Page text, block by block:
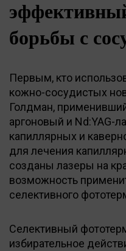
борьбы с
Первым, кто
кожно-сосудистых
Голдман,
аргоновый и Nd:YAG-
капиллярных и
для лечения
созданы лазеры на
возможность
селективного
Селективный
избирательное